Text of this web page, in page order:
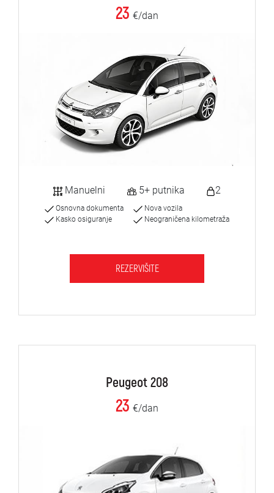
23 €/dan
Manuelni 5+ putnika 2
Osnovna dokumenta
Kasko osiguranje
Nova vozila
Neograničena kilometraža
REZERVIŠITE
Peugeot 208
23 €/dan